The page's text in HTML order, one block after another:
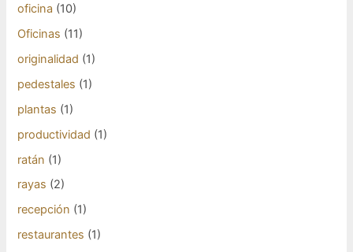
oficina (10)
Oficinas (11)
originalidad (1)
pedestales (1)
plantas (1)
productividad (1)
ratán (1)
rayas (2)
recepción (1)
restaurantes (1)